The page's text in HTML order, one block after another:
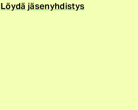
Löydä jäsenyhdistys